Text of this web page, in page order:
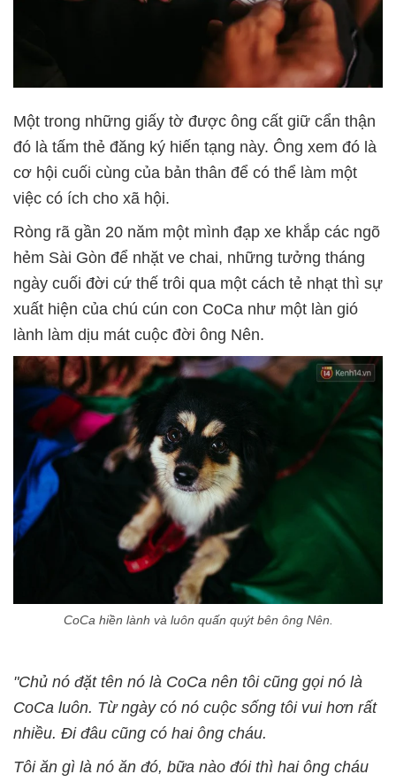
Một trong những giấy tờ được ông cất giữ cẩn thận
đó là tấm thẻ đăng ký hiến tạng này. Ông xem đó là
cơ hội cuối cùng của bản thân để có thể làm một
việc có ích cho xã hội.
Ròng rã gần 20 năm một mình đạp xe khắp các ngõ
hẻm Sài Gòn để nhặt ve chai, những tưởng tháng
ngày cuối đời cứ thế trôi qua một cách tẻ nhạt thì sự
xuất hiện của chú cún con CoCa như một làn gió
lành làm dịu mát cuộc đời ông Nên.
CoCa hiền lành và luôn quấn quýt bên ông Nên.
"Chủ nó đặt tên nó là CoCa nên tôi cũng gọi nó là
CoCa luôn. Từ ngày có nó cuộc sống tôi vui hơn rất
nhiều. Đi đâu cũng có hai ông cháu.
Tôi ăn gì là nó ăn đó, bữa nào đói thì hai ông cháu